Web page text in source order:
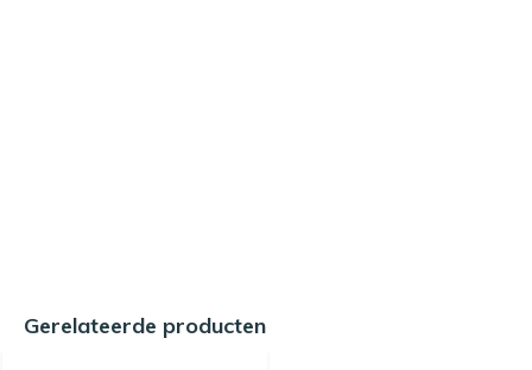
Gerelateerde producten